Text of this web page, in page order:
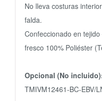
No lleva costuras
falda.
Confeccionado en
fresco 100% Poliéster
Opcional (No
TMIVM12461-BC-EBV/